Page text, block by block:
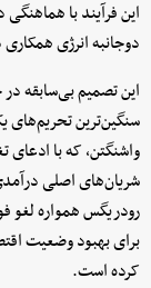
این فرآیند با
دوجانبه انرژی
این تصمیم بی‌سابقه
سنگین‌ترین تحریم‌های
واشنگتن، که با
شریان‌های اصلی
رودریگس همواره لغو
برای بهبود وضعیت
کرده است.